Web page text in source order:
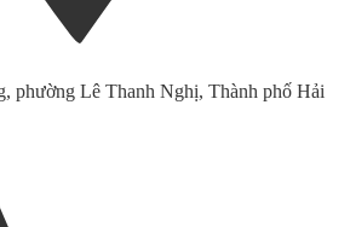
phường Lê Thanh Nghị, Thành phố Hải